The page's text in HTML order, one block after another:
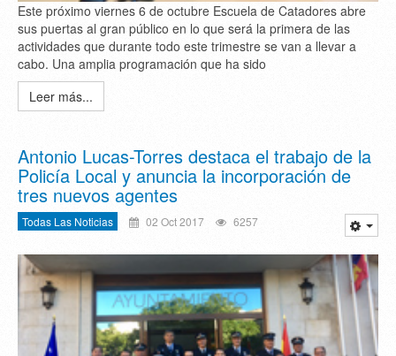
Este próximo viernes 6 de octubre Escuela de Catadores abre
sus puertas al gran público en lo que será la primera de las
actividades que durante todo este trimestre se van a llevar a
cabo. Una amplia programación que ha sido
Leer más...
Antonio Lucas-Torres destaca el trabajo de la
Policía Local y anuncia la incorporación de
tres nuevos agentes
Todas Las Noticias 02 Oct 2017 6257